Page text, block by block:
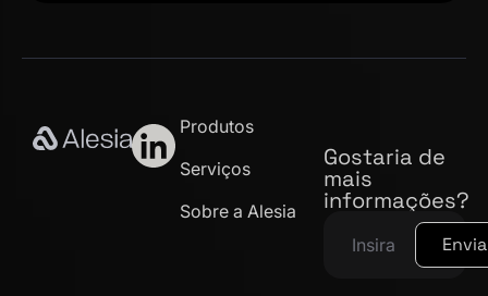
Produtos
Serviços
Sobre a Alesia
Gostaria de
mais
informações?